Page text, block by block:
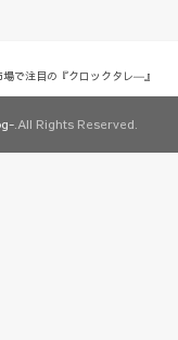
で注目の『クロックタレ―』
.All Rights Reserved.